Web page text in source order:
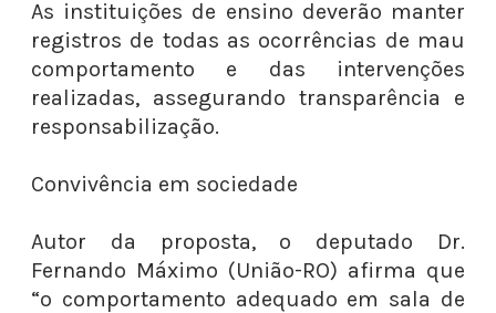
As instituições de ensino deverão manter
registros de todas as ocorrências de mau
comportamento e das intervenções
realizadas, assegurando transparência e
responsabilização.
Convivência em sociedade
Autor da proposta, o deputado Dr.
Fernando Máximo (União-RO) afirma que
“o comportamento adequado em sala de